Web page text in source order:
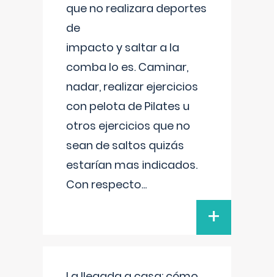
que no realizara deportes
de
impacto y saltar a la
comba lo es. Caminar,
nadar, realizar ejercicios
con pelota de Pilates u
otros ejercicios que no
sean de saltos quizás
estarían mas indicados.
Con respecto...
+